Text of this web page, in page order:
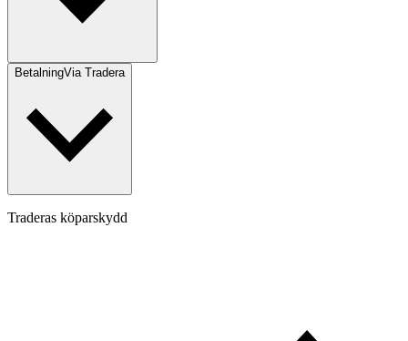
BetalningVia Tradera
Traderas köparskydd